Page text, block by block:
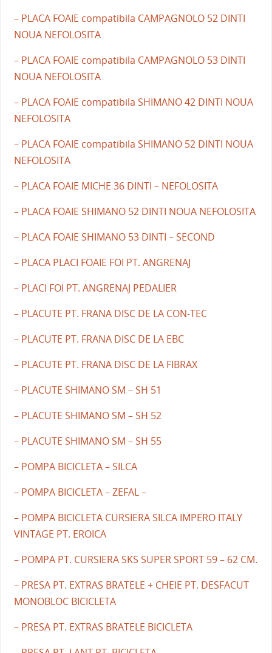
– PLACA FOAIE compatibila CAMPAGNOLO 52 DINTI
NOUA NEFOLOSITA
– PLACA FOAIE compatibila CAMPAGNOLO 53 DINTI
NOUA NEFOLOSITA
– PLACA FOAIE compatibila SHIMANO 42 DINTI NOUA
NEFOLOSITA
– PLACA FOAIE compatibila SHIMANO 52 DINTI NOUA
NEFOLOSITA
– PLACA FOAIE MICHE 36 DINTI – NEFOLOSITA
– PLACA FOAIE SHIMANO 52 DINTI NOUA NEFOLOSITA
– PLACA FOAIE SHIMANO 53 DINTI – SECOND
– PLACA PLACI FOAIE FOI PT. ANGRENAJ
– PLACI FOI PT. ANGRENAJ PEDALIER
– PLACUTE PT. FRANA DISC DE LA CON-TEC
– PLACUTE PT. FRANA DISC DE LA EBC
– PLACUTE PT. FRANA DISC DE LA FIBRAX
– PLACUTE SHIMANO SM – SH 51
– PLACUTE SHIMANO SM – SH 52
– PLACUTE SHIMANO SM – SH 55
– POMPA BICICLETA – SILCA
– POMPA BICICLETA – ZEFAL –
– POMPA BICICLETA CURSIERA SILCA IMPERO ITALY
VINTAGE PT. EROICA
– POMPA PT. CURSIERA SKS SUPER SPORT 59 – 62 CM.
– PRESA PT. EXTRAS BRATELE + CHEIE PT. DESFACUT
MONOBLOC BICICLETA
– PRESA PT. EXTRAS BRATELE BICICLETA